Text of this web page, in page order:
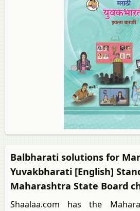
Balbharati solutions for
Yuvakbharati [English]
Maharashtra State Board
Shaalaa.com has the